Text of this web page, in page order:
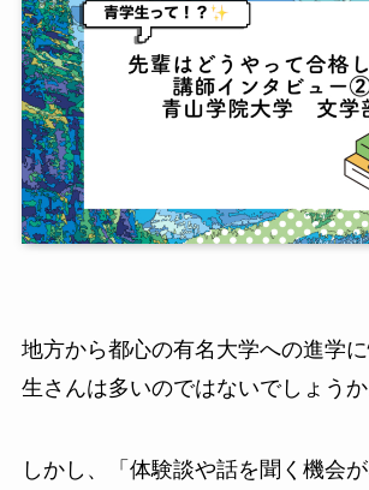
地方から都心の有名大学への進学
生さんは多いのではないでしょうか
しかし、「体験談や話を聞く機会